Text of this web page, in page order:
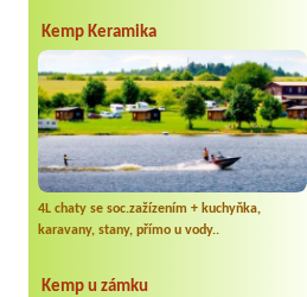
slušně mile. Nám se v kempu líbilo.
Aneta Janíčková*****
Byli jsme zde s dětmi na 5 nocí,
výborné vybavení kempu, čisto všude.
Výborná káva, mošt i víno a další.Milí
hostitelé, vždy usměvaví a ochotní,
umístění kempu blízko všem zážitkům
ať turistickým,tak vodním. V
docházkové blízkosti kempu vodní
nádrž, restaurace a bazénem,
autobusová zastávka, obchod a další.
Kateřina+ Květoslav+ Jana+ Zdeněk
Kemp Keramika
4L chaty se soc.zažízením + kuchyňka,
karavany, stany, přímo u vody..
Kemp u zámku